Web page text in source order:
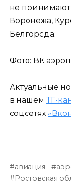
не принимают
Воронежа,
Белгорода.
Фото: ВК
Актуальные
в нашем ТГ-
соцсетях
авиация
Ростовская